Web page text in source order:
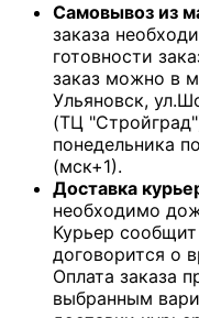
Самовывоз из
заказа
готовности
заказ можно в
Ульяновск,
(ТЦ
понедельника
(мск+1).
Доставка
необходимо
Курьер
договорится о
Оплата заказа
выбранным